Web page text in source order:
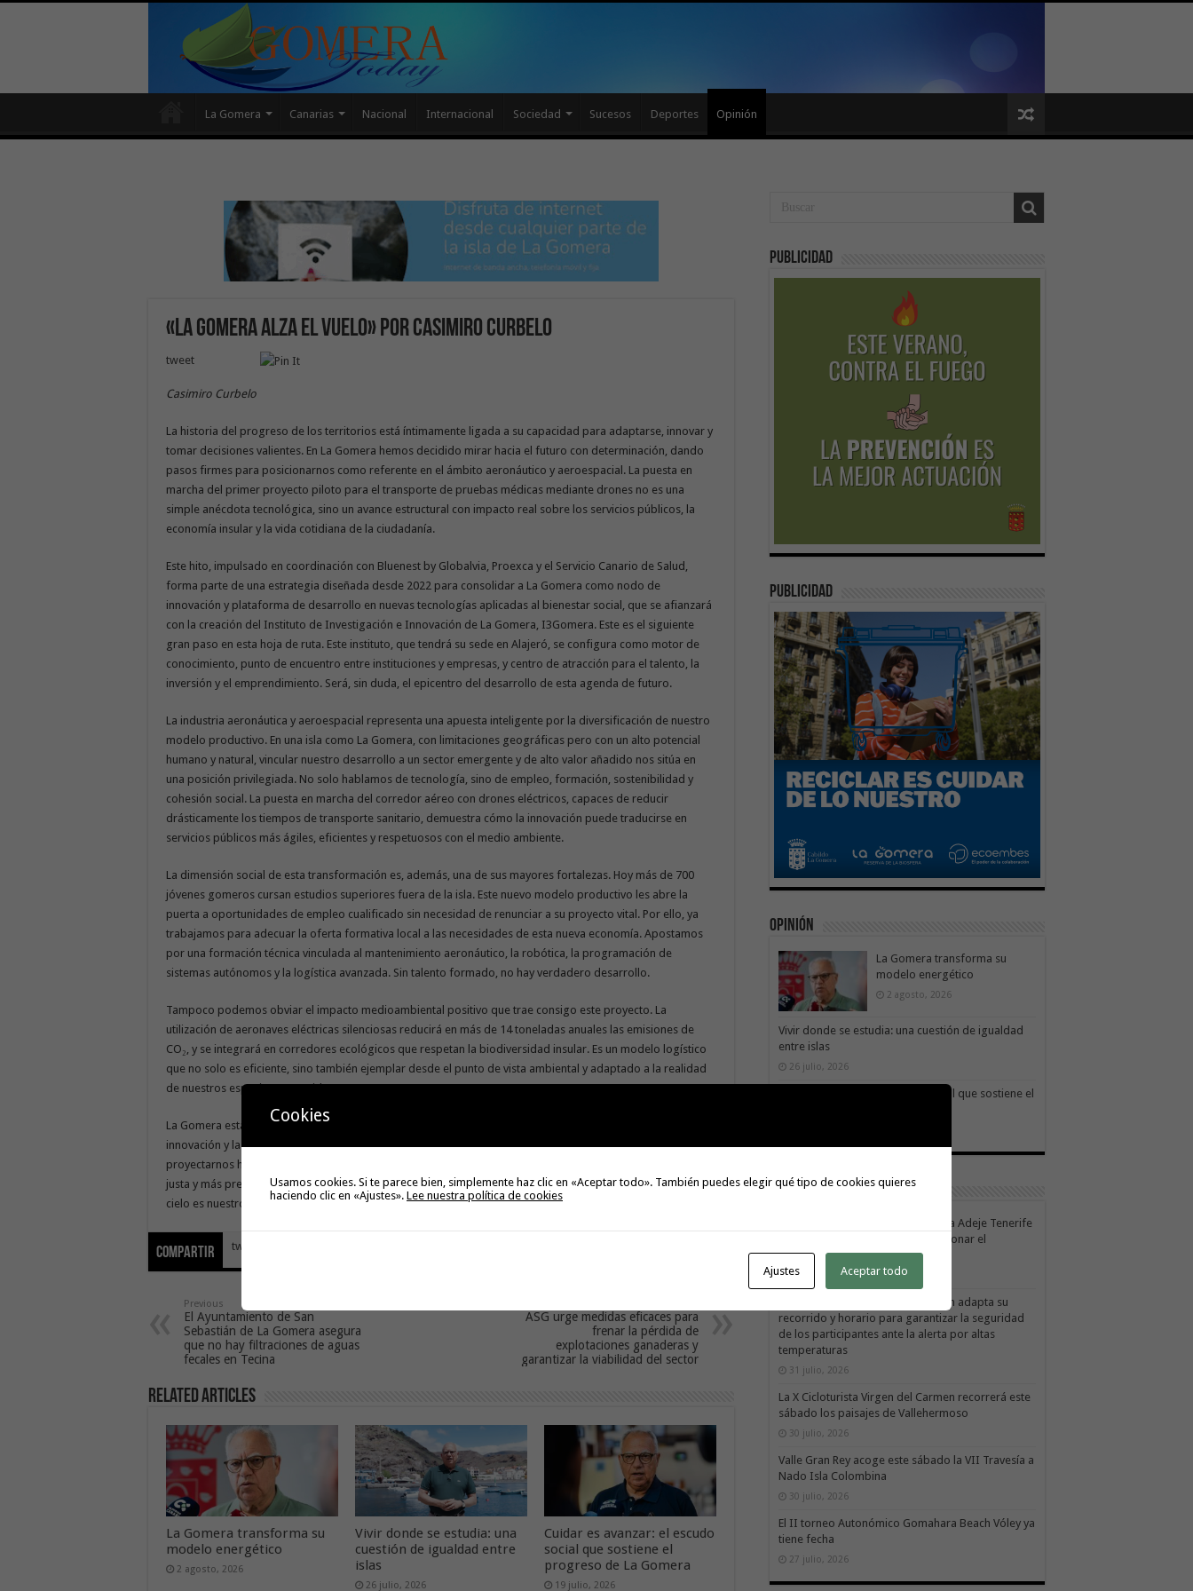
La Gomera Canarias Nacional Internacional Sociedad Sucesos Deportes Opinión
«La Gomera alza el vuelo» por Casimiro Curbelo
tweet
Casimiro Curbelo
La historia del progreso de los territorios está íntimamente ligada a su capacidad para adaptarse, innovar y
tomar decisiones valientes. En La Gomera hemos decidido mirar hacia el futuro con determinación, dando
pasos firmes para posicionarnos como referente en el ámbito aeronáutico y aeroespacial. La puesta en
marcha del primer proyecto piloto para el transporte de pruebas médicas mediante drones no es una
simple anécdota tecnológica, sino un avance estructural con impacto real sobre los servicios públicos, la
economía insular y la vida cotidiana de la ciudadanía.
Este hito, impulsado en coordinación con Bluenest by Globalvia, Proexca y el Servicio Canario de Salud,
forma parte de una estrategia diseñada desde 2022 para consolidar a La Gomera como nodo de
innovación y plataforma de desarrollo en nuevas tecnologías aplicadas al bienestar social, que se afianzará
con la creación del Instituto de Investigación e Innovación de La Gomera, I3Gomera. Este es el siguiente
gran paso en esta hoja de ruta. Este instituto, que tendrá su sede en Alajeró, se configura como motor de
conocimiento, punto de encuentro entre instituciones y empresas, y centro de atracción para el talento, la
inversión y el emprendimiento. Será, sin duda, el epicentro del desarrollo de esta agenda de futuro.
La industria aeronáutica y aeroespacial representa una apuesta inteligente por la diversificación de nuestro
modelo productivo. En una isla como La Gomera, con limitaciones geográficas pero con un alto potencial
humano y natural, vincular nuestro desarrollo a un sector emergente y de alto valor añadido nos sitúa en
una posición privilegiada. No solo hablamos de tecnología, sino de empleo, formación, sostenibilidad y
cohesión social. La puesta en marcha del corredor aéreo con drones eléctricos, capaces de reducir
drásticamente los tiempos de transporte sanitario, demuestra cómo la innovación puede traducirse en
servicios públicos más ágiles, eficientes y respetuosos con el medio ambiente.
La dimensión social de esta transformación es, además, una de sus mayores fortalezas. Hoy más de 700
jóvenes gomeros cursan estudios superiores fuera de la isla. Este nuevo modelo productivo les abre la
puerta a oportunidades de empleo cualificado sin necesidad de renunciar a su proyecto vital. Por ello, ya
trabajamos para adecuar la oferta formativa local a las necesidades de esta nueva economía. Apostamos
por una formación técnica vinculada al mantenimiento aeronáutico, la robótica, la programación de
sistemas autónomos y la logística avanzada. Sin talento formado, no hay verdadero desarrollo.
Tampoco podemos obviar el impacto medioambiental positivo que trae consigo este proyecto. La
utilización de aeronaves eléctricas silenciosas reducirá en más de 14 toneladas anuales las emisiones de
CO₂, y se integrará en corredores ecológicos que respetan la biodiversidad insular. Es un modelo logístico
que no solo es eficiente, sino también ejemplar desde el punto de vista ambiental y adaptado a la realidad
de nuestros espacios protegidos.
La Gomera está dando pasos firmes hacia un nuevo modelo económico basado en el conocimiento, la
innovación y la sostenibilidad. Y lo hacemos con hechos, no con promesas. Este es el momento de
proyectarnos hacia el futuro sin renunciar a nuestra identidad, construyendo una isla más resiliente, más
justa y más preparada para afrontar los retos del siglo XXI. Hoy, el cielo ya no es el límite. En La Gomera, el
cielo es nuestro punto de partida.
Compartir tweet
Previous
El Ayuntamiento de San
Sebastián de La Gomera asegura
que no hay filtraciones de aguas
fecales en Tecina
ASG urge medidas eficaces para
frenar la pérdida de
explotaciones ganaderas y
garantizar la viabilidad del sector
Related Articles
La Gomera transforma su
modelo energético
2 agosto, 2026
Vivir donde se estudia: una
cuestión de igualdad entre
islas
26 julio, 2026
Cuidar es avanzar: el escudo
social que sostiene el
progreso de La Gomera
19 julio, 2026
Publicidad
publicidad
Opinión
La Gomera transforma su
modelo energético
2 agosto, 2026
Vivir donde se estudia: una cuestión de igualdad
entre islas
26 julio, 2026
Cuidar es avanzar: el escudo social que sostiene el
Deportes
El Cabildo de La Gomera y el Costa Adeje Tenerife
renuevan su alianza para promocionar el
producto local
3 agosto, 2026
La X Cicloturista Virgen del Carmen adapta su
recorrido y horario para garantizar la seguridad
de los participantes ante la alerta por altas
temperaturas
31 julio, 2026
La X Cicloturista Virgen del Carmen recorrerá este
sábado los paisajes de Vallehermoso
30 julio, 2026
Valle Gran Rey acoge este sábado la VII Travesía a
Nado Isla Colombina
30 julio, 2026
El II torneo Autonómico Gomahara Beach Vóley ya
tiene fecha
27 julio, 2026
Cookies
Usamos cookies. Si te parece bien, simplemente haz clic en «Aceptar todo». También puedes elegir qué tipo de cookies quieres
haciendo clic en «Ajustes». Lee nuestra política de cookies
Ajustes Aceptar todo